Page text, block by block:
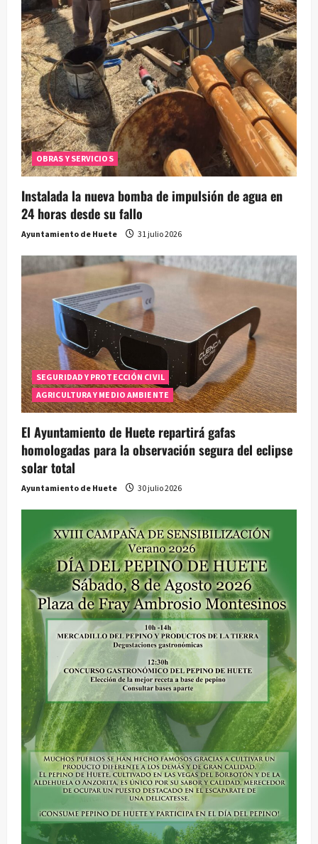
OBRAS Y SERVICIOS
Instalada la nueva bomba de impulsión de agua en
24 horas desde su fallo
Ayuntamiento de Huete 31 julio 2026
SEGURIDAD Y PROTECCIÓN CIVIL
AGRICULTURA Y MEDIO AMBIENTE
El Ayuntamiento de Huete repartirá gafas
homologadas para la observación segura del eclipse
solar total
Ayuntamiento de Huete 30 julio 2026